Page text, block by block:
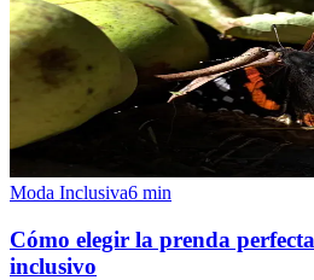
Moda Inclusiva6 min
Cómo elegir la prenda
inclusivo